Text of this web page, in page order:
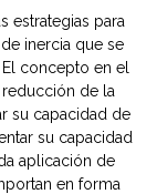
estrategias para
inercia que se
concepto en el
de la
su capacidad de
su capacidad
aplicación de
en forma